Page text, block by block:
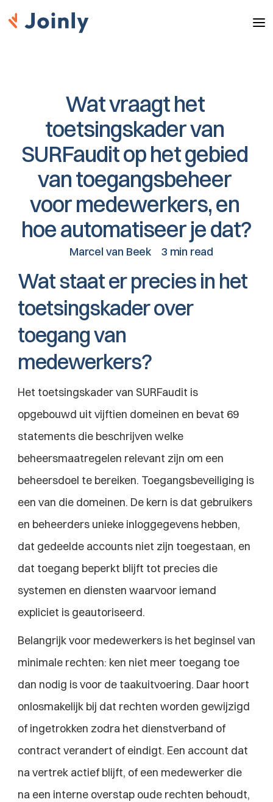
Wat vraagt het
toetsingskader van
SURFaudit op het gebied
van toegangsbeheer
voor medewerkers, en
hoe automatiseer je dat?
Marcel van Beek 3 min read
Wat staat er precies in het
toetsingskader over
toegang van
medewerkers?
Het toetsingskader van SURFaudit is
opgebouwd uit vijftien domeinen en bevat 69
statements die beschrijven welke
beheersmaatregelen relevant zijn om een
beheersdoel te bereiken. Toegangsbeveiliging is
een van die domeinen. De kern is dat gebruikers
en beheerders unieke inloggegevens hebben,
dat gedeelde accounts niet zijn toegestaan, en
dat toegang beperkt blijft tot precies die
systemen en diensten waarvoor iemand
expliciet is geautoriseerd.
Belangrijk voor medewerkers is het beginsel van
minimale rechten: ken niet meer toegang toe
dan nodig is voor de taakuitvoering. Daar hoort
onlosmakelijk bij dat rechten worden gewijzigd
of ingetrokken zodra het dienstverband of
contract verandert of eindigt. Een account dat
na vertrek actief blijft, of een medewerker die
na een interne overstap oude rechten behoudt,